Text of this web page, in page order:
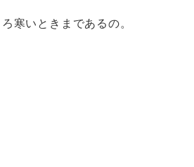
寒いときまであるの。